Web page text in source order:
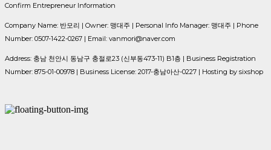
Confirm Entrepreneur Information
Company Name: 반모리 | Owner: 맹대주 | Personal Info Manager: 맹대주 | Phone
Number: 0507-1422-0267 | Email: vanmori@naver.com
Address: 충남 천안시 동남구 충절로23 (신부동473-11) B1층 | Business Registration
Number: 875-01-00978 | Business License: 2017-충남아산-0227 | Hosting by sixshop